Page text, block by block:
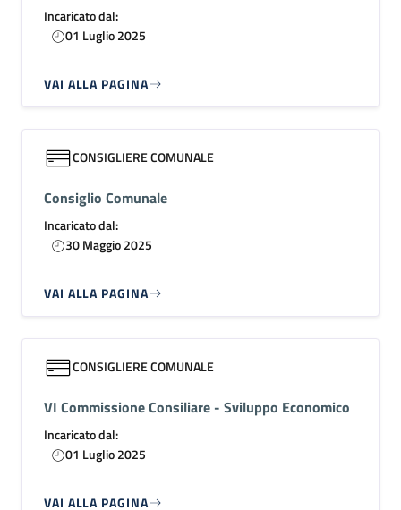
Incaricato dal:
01 Luglio 2025
VAI ALLA PAGINA
CONSIGLIERE COMUNALE
Consiglio Comunale
Incaricato dal:
30 Maggio 2025
VAI ALLA PAGINA
CONSIGLIERE COMUNALE
VI Commissione Consiliare - Sviluppo Economico
Incaricato dal:
01 Luglio 2025
VAI ALLA PAGINA